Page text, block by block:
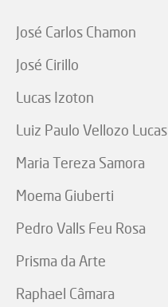
José Carlos Chamon
José Cirillo
Lucas Izoton
Luiz Paulo Vellozo Lucas
Maria Tereza Samora
Moema Giuberti
Pedro Valls Feu Rosa
Prisma da Arte
Raphael Câmara